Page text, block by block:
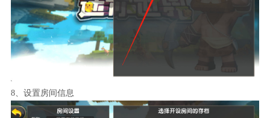
8、设置房间信息